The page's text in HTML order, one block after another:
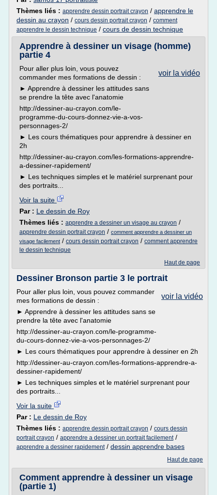
Thèmes liés : apprendre dessin portrait crayon / apprendre le
dessin au crayon / cours dessin portrait crayon / comment
apprendre le dessin technique / cours de dessin technique
Apprendre à dessiner un visage (homme)
partie 4
voir la vidéo
Pour aller plus loin, vous pouvez
commander mes formations de dessin :
► Apprendre à dessiner les attitudes sans
se prendre la tête avec l'anatomie
http://dessiner-au-crayon.com/le-
programme-du-cours-donnez-vie-a-vos-
personnages-2/
► Les cours thématiques pour apprendre à dessiner en
2h
http://dessiner-au-crayon.com/les-formations-apprendre-
a-dessiner-rapidement/
► Les techniques simples et le matériel surprenant pour
des portraits...
Voir la suite
Par : Le dessin de Roy
Thèmes liés : apprendre a dessiner un visage au crayon /
apprendre dessin portrait crayon / comment apprendre a dessiner un
visage facilement / cours dessin portrait crayon / comment apprendre
le dessin technique
Haut de page
Dessiner Bronson partie 3 le portrait
voir la vidéo
Pour aller plus loin, vous pouvez commander
mes formations de dessin :
► Apprendre à dessiner les attitudes sans se
prendre la tête avec l'anatomie
http://dessiner-au-crayon.com/le-programme-
du-cours-donnez-vie-a-vos-personnages-2/
► Les cours thématiques pour apprendre à dessiner en 2h
http://dessiner-au-crayon.com/les-formations-apprendre-a-
dessiner-rapidement/
► Les techniques simples et le matériel surprenant pour
des portraits...
Voir la suite
Par : Le dessin de Roy
Thèmes liés : apprendre dessin portrait crayon / cours dessin
portrait crayon / apprendre a dessiner un portrait facilement/
apprendre a dessiner rapidement/ dessin apprendre bases
Haut de page
Comment apprendre à dessiner un visage
(partie 1)